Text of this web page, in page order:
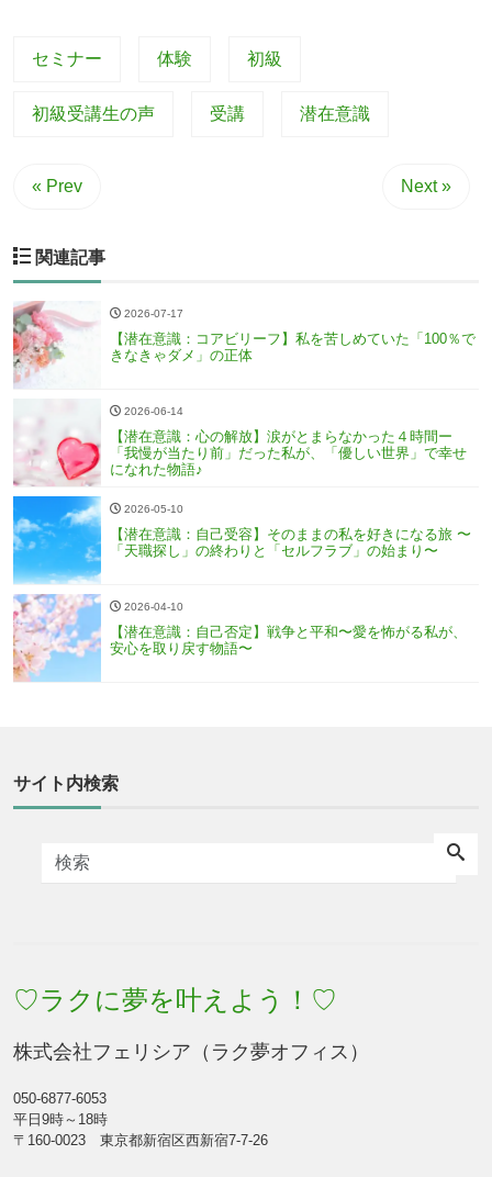
セミナー 体験 初級
初級受講生の声 受講 潜在意識
« Prev Next »
関連記事
2026-07-17
【潜在意識：コアビリーフ】私を苦しめていた「100％で
きなきゃダメ」の正体
2026-06-14
【潜在意識：心の解放】涙がとまらなかった４時間ー
「我慢が当たり前」だった私が、「優しい世界」で幸せ
になれた物語♪
2026-05-10
【潜在意識：自己受容】そのままの私を好きになる旅 〜
「天職探し」の終わりと「セルフラブ」の始まり〜
2026-04-10
【潜在意識：自己否定】戦争と平和〜愛を怖がる私が、
安心を取り戻す物語〜
サイト内検索
♡ラクに夢を叶えよう！♡
株式会社フェリシア（ラク夢オフィス）
050-6877-6053
平日9時～18時
〒160-0023 東京都新宿区西新宿7-7-26